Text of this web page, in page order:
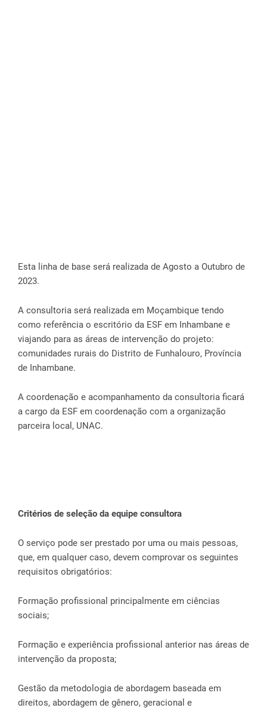
Esta linha de base será realizada de Agosto a Outubro de
2023.
A consultoria será realizada em Moçambique tendo
como referência o escritório da ESF em Inhambane e
viajando para as áreas de intervenção do projeto:
comunidades rurais do Distrito de Funhalouro, Província
de Inhambane.
A coordenação e acompanhamento da consultoria ficará
a cargo da ESF em coordenação com a organização
parceira local, UNAC.
Critérios de seleção da equipe consultora
O serviço pode ser prestado por uma ou mais pessoas,
que, em qualquer caso, devem comprovar os seguintes
requisitos obrigatórios:
Formação profissional principalmente em ciências
sociais;
Formação e experiência profissional anterior nas áreas de
intervenção da proposta;
Gestão da metodologia de abordagem baseada em
direitos, abordagem de gênero, geracional e